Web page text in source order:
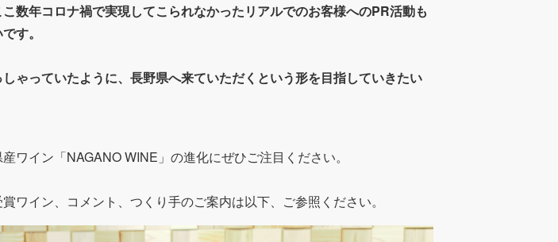
数年コロナ禍で実現してこられなかったリアルでのお客様へのPR活動も
す。
ゃっていたように、長野県へ来ていただくという形を目指していきたい
ワイン「NAGANO WINE」の進化にぜひご注目ください。
ワイン、コメント、つくり手のご案内は以下、ご参照ください。